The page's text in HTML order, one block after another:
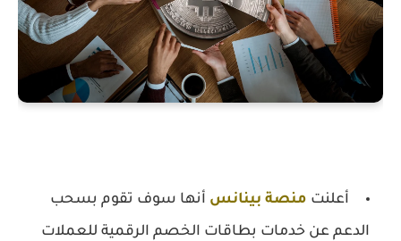
أعلنت منصة بينانس أنها سوف تقوم بسحب
الدعم عن خدمات بطاقات الخصم الرقمية للعملات